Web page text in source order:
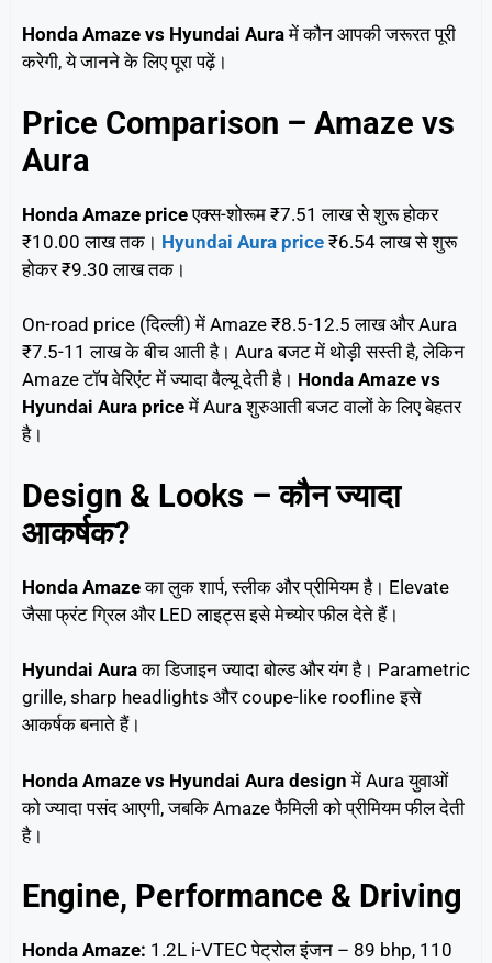
Honda Amaze vs Hyundai Auraमें कौन आपकी जरूरत पूरी
करेगी, ये जानने के लिए पूरा पढ़ें।
Price Comparison – Amaze vs
Aura
Honda Amaze priceएक्स-शोरूम ₹7.51 लाख से शुरू होकर
₹10.00 लाख तक। Hyundai Aura price ₹6.54 लाख से शुरू
होकर ₹9.30 लाख तक।
On-road price (दिल्ली) में Amaze ₹8.5-12.5 लाख और Aura
₹7.5-11 लाख के बीच आती है। Aura बजट में थोड़ी सस्ती है, लेकिन
Amaze टॉप वेरिएंट में ज्यादा वैल्यू देती है। Honda Amaze vs
Hyundai Aura priceमें Aura शुरुआती बजट वालों के लिए बेहतर
है।
Design & Looks – कौन ज्यादा
आकर्षक?
Honda Amazeका लुक शार्प, स्लीक और प्रीमियम है। Elevate
जैसा फ्रंट ग्रिल और LED लाइट्स इसे मेच्योर फील देते हैं।
Hyundai Auraका डिजाइन ज्यादा बोल्ड और यंग है। Parametric
grille, sharp headlights और coupe-like roofline इसे
आकर्षक बनाते हैं।
Honda Amaze vs Hyundai Aura design में Aura युवाओं
को ज्यादा पसंद आएगी, जबकि Amaze फैमिली को प्रीमियम फील देती
है।
Engine, Performance & Driving
Honda Amaze: 1.2L i-VTEC पेट्रोल इंजन – 89 bhp, 110